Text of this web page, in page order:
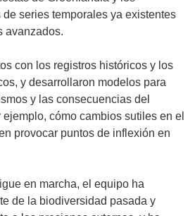
e
series temporales ya existentes
avanzados.
con los registros históricos y los
y desarrollaron modelos para
y las consecuencias del
cómo cambios sutiles en el
provocar puntos de inflexión en
en marcha, el equipo ha
de la biodiversidad pasada y